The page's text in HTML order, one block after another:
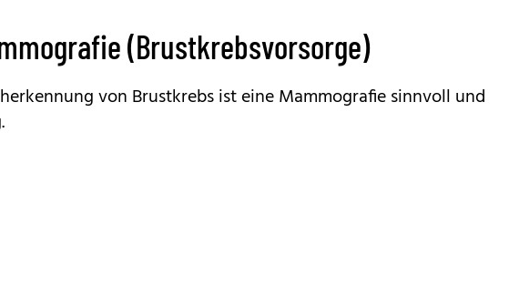
(Brustkrebsvorsorge)
von Brustkrebs ist eine Mammografie sinnvoll und